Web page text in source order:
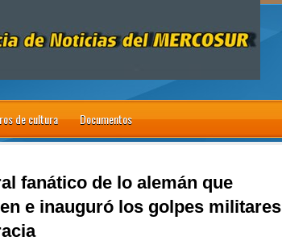
de cultura Documentos
fanático de lo alemán que
e inauguró los golpes militares